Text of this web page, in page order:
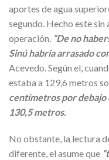
aportes de agua
segundo. Hecho este sin
operación. “De no
Sinú habría arrasado
Acevedo. Según el,
estaba a 129,6 metros
centímetros por debajo
130,5 metros.
No obstante, la lectura
diferente, el asume que